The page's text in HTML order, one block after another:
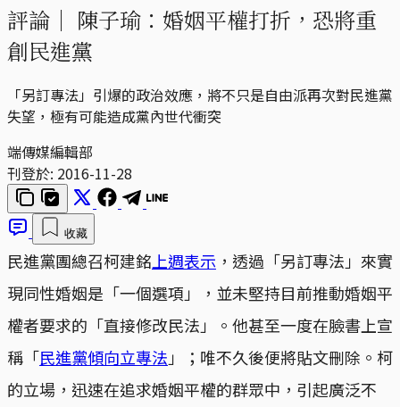
評論｜ 陳子瑜：婚姻平權打折，恐將重
創民進黨
「另訂專法」引爆的政治效應，將不只是自由派再次對民進黨
失望，極有可能造成黨內世代衝突
端傳媒編輯部
刊登於: 2016-11-28
收藏
民進黨團總召柯建銘 上週表示 ，透過「另訂專法」來實
現同性婚姻是「一個選項」，並未堅持目前推動婚姻平
權者要求的「直接修改民法」。他甚至一度在臉書上宣
稱「民進黨傾向立專法 」；唯不久後便將貼文刪除。柯
的立場，迅速在追求婚姻平權的群眾中，引起廣泛不